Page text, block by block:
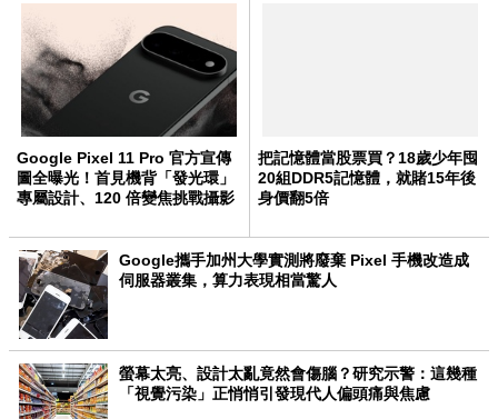
Google Pixel 11 Pro 官方宣傳
圖全曝光！首見機背「發光環」
專屬設計、120 倍變焦挑戰攝影
把記憶體當股票買？18歲少年囤
20組DDR5記憶體，就賭15年後
身價翻5倍
Google攜手加州大學實測將廢棄 Pixel 手機改造成
伺服器叢集，算力表現相當驚人
螢幕太亮、設計太亂竟然會傷腦？研究示警：這幾種
「視覺污染」正悄悄引發現代人偏頭痛與焦慮